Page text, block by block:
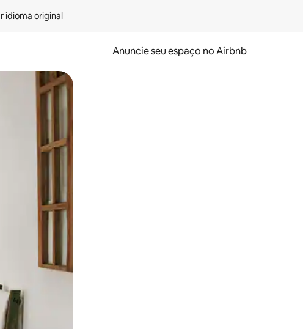
idioma original
Anuncie seu espaço no Airbnb
e deslizando o dedo na tela.